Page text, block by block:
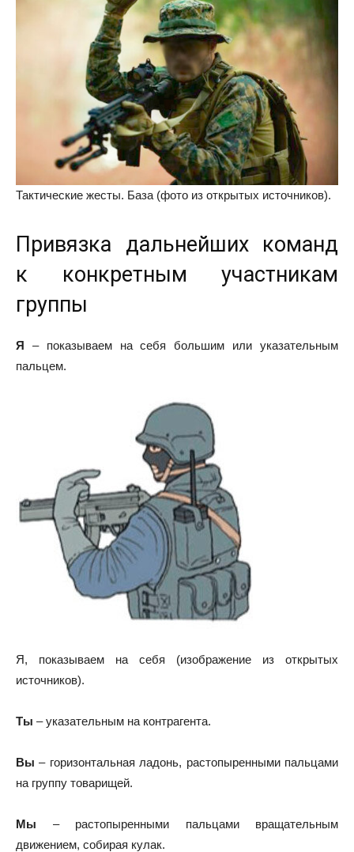
Тактические жесты. База (фото из открытых источников).
Привязка дальнейших команд
к конкретным участникам
группы
Я – показываем на себя большим или указательным
пальцем.
Я, показываем на себя (изображение из открытых
источников).
Ты – указательным на контрагента.
Вы – горизонтальная ладонь, растопыренными пальцами
на группу товарищей.
Мы – растопыренными пальцами вращательным
движением, собирая кулак.